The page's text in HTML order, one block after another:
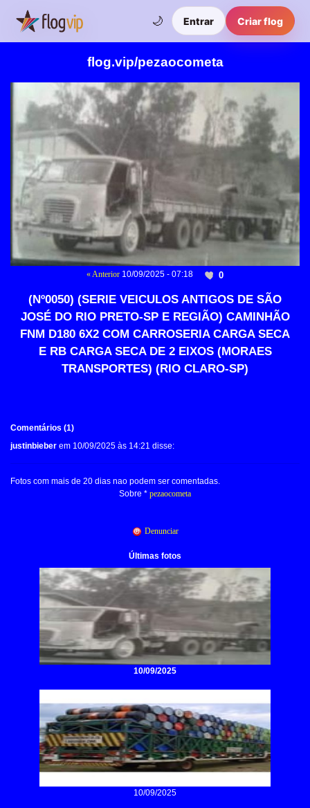
🌙 Entrar Criar flog
flog.vip/pezaocometa
« Anterior 10/09/2025 - 07:18 0
(Nº0050) (SERIE VEICULOS ANTIGOS DE SÃO
JOSÉ DO RIO PRETO-SP E REGIÃO) CAMINHÃO
FNM D180 6X2 COM CARROSERIA CARGA SECA
E RB CARGA SECA DE 2 EIXOS (MORAES
TRANSPORTES) (RIO CLARO-SP)
Comentários (1)
justinbieber em 10/09/2025 às 14:21 disse:
Fotos com mais de 20 dias nao podem ser comentadas.
Sobre * pezaocometa
Denunciar
Últimas fotos
10/09/2025
10/09/2025